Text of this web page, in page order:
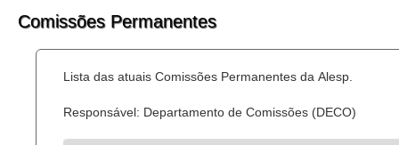
Dados Governamentais Abertos
Planejamento
Catálogo de dados
Processo Legislativo
Comissões Permanentes
Lista das atuais Comissões Permanentes da Alesp.
Responsável: Departamento de Comissões (DECO)